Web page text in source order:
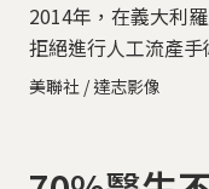
2014年，在義大利
拒絕進行人工流產
美聯社 / 達志影像